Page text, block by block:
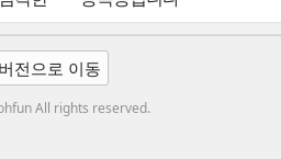
전으로 이동
All rights reserved.